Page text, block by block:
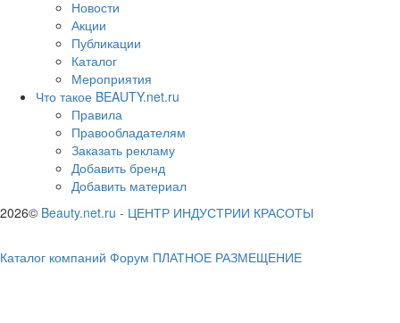
Новости
Акции
Публикации
Каталог
Мероприятия
Что такое BEAUTY.net.ru
Правила
Правообладателям
Заказать рекламу
Добавить бренд
Добавить материал
2026© Beauty.net.ru - ЦЕНТР ИНДУСТРИИ КРАСОТЫ
Каталог компаний Форум ПЛАТНОЕ РАЗМЕЩЕНИЕ